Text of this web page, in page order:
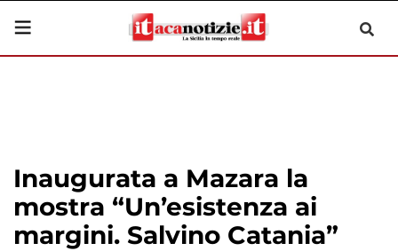
Inaugurata a Mazara la
mostra “Un’esistenza ai
margini. Salvino Catania”